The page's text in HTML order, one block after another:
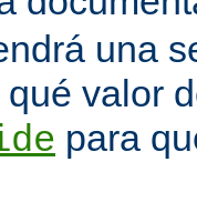
una
valor
para